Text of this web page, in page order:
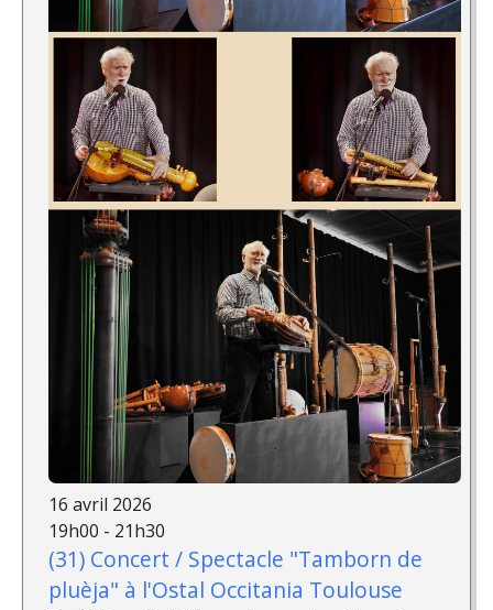
16 avril 2026
19h00 - 21h30
(31) Concert / Spectacle "Tamborn de
pluèja" à l'Ostal Occitania Toulouse